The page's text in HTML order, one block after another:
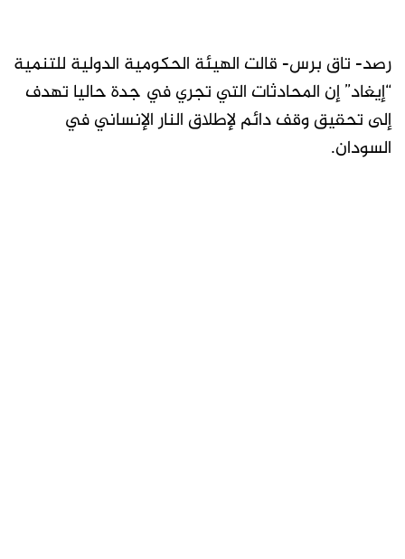
رصد- تاق برس- قالت الهيئة الحكومية الدولية للتنمية
“إيغاد” إن المحادثات التي تجري في جدة حاليا تهدف
إلى تحقيق وقف دائم لإطلاق النار الإنساني في
السودان.